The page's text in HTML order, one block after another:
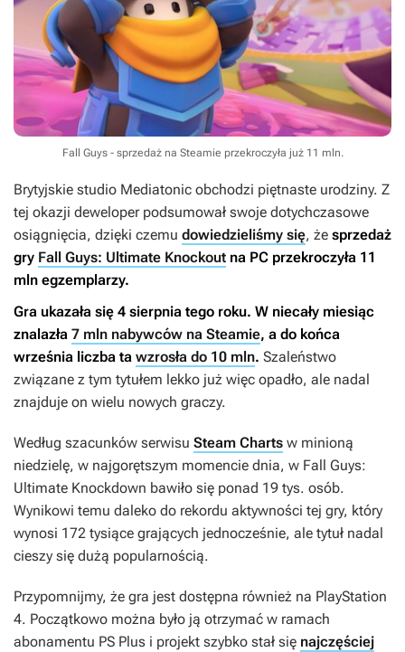
Fall Guys - sprzedaż na Steamie przekroczyła już 11 mln.
Brytyjskie studio Mediatonic obchodzi piętnaste urodziny. Z
tej okazji deweloper podsumował swoje dotychczasowe
osiągnięcia, dzięki czemu dowiedzieliśmy się, że sprzedaż
gry Fall Guys: Ultimate Knockout na PC przekroczyła 11
mln egzemplarzy.
Gra ukazała się 4 sierpnia tego roku. W niecały miesiąc
znalazła 7 mln nabywców na Steamie, a do końca
września liczba ta wzrosła do 10 mln. Szaleństwo
związane z tym tytułem lekko już więc opadło, ale nadal
znajduje on wielu nowych graczy.
Według szacunków serwisu Steam Charts w minioną
niedzielę, w najgorętszym momencie dnia, w Fall Guys:
Ultimate Knockdown bawiło się ponad 19 tys. osób.
Wynikowi temu daleko do rekordu aktywności tej gry, który
wynosi 172 tysiące grających jednocześnie, ale tytuł nadal
cieszy się dużą popularnością.
Przypomnijmy, że gra jest dostępna również na PlayStation
4. Początkowo można było ją otrzymać w ramach
abonamentu PS Plus i projekt szybko stał się najczęściej